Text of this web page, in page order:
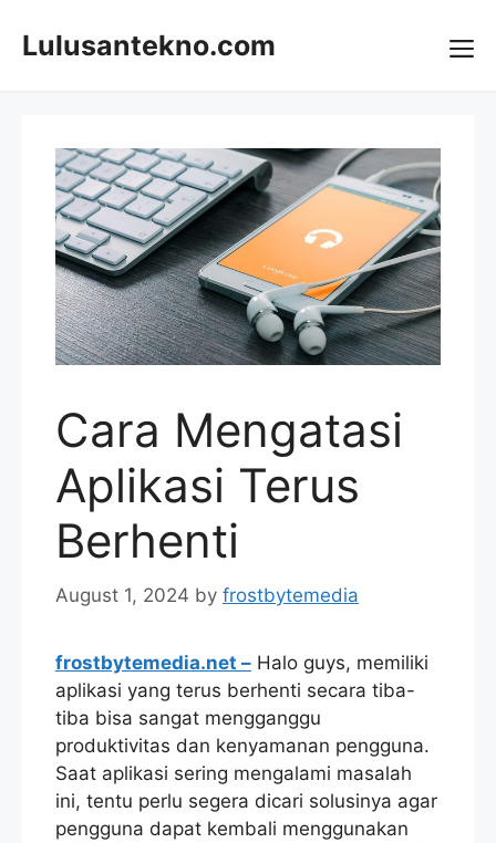
Lulusantekno.com
Cara Mengatasi
Aplikasi Terus
Berhenti
August 1, 2024 by frostbytemedia
frostbytemedia.net – Halo guys, memiliki
aplikasi yang terus berhenti secara tiba-
tiba bisa sangat mengganggu
produktivitas dan kenyamanan pengguna.
Saat aplikasi sering mengalami masalah
ini, tentu perlu segera dicari solusinya agar
pengguna dapat kembali menggunakan